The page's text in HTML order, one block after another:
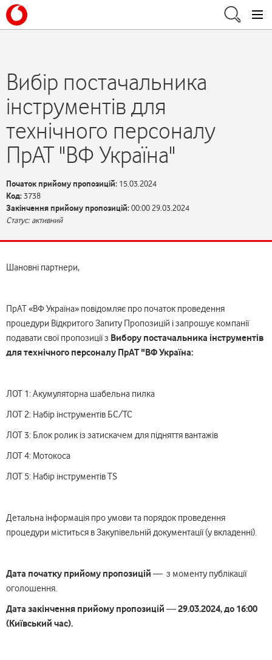
Вибір постачальника
інструментів для
технічного персоналу
ПрАТ "ВФ Україна"
Початок прийому пропозицій: 15.03.2024
Код:3738
Закінчення прийому пропозицій:00:00 29.03.2024
Статус: активний
Шановні партнери,
ПрАТ «ВФ Україна» повідомляє про початок проведення
процедури Відкритого Запиту Пропозицій і запрошує компанії
подавати свої пропозиції з Вибору постачальника інструментів
для технічного персоналу ПрАТ "ВФ Україна:
ЛОТ 1: Акумуляторна шабельна пилка
ЛОТ 2: Набір інструментів БС/ТС
ЛОТ 3: Блок ролик із затискачем для підняття вантажів
ЛОТ 4: Мотокоса
ЛОТ 5: Набір інструментів TS
Детальна інформація про умови та порядок проведення
процедури міститься в Закупівельній документації (у вкладенні).
Дата початку прийому пропозицій — з моменту публікації
оголошення.
Дата закінчення прийому пропозицій —29.03.2024, до 16:00
(Київський час).